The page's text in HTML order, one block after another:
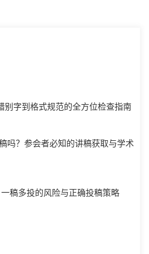
别字到格式规范的全方位检查指南
吗？参会者必知的讲稿获取与学术
稿多投的风险与正确投稿策略